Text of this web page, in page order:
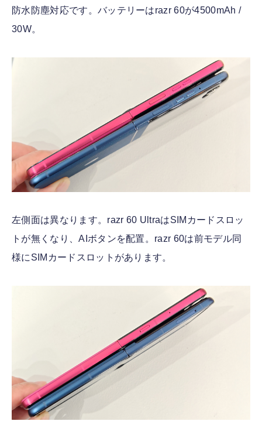
防水防塵対応です。バッテリーはrazr 60が4500mAh /
30W。
左側面は異なります。razr 60 UltraはSIMカードスロッ
トが無くなり、AIボタンを配置。razr 60は前モデル同
様にSIMカードスロットがあります。